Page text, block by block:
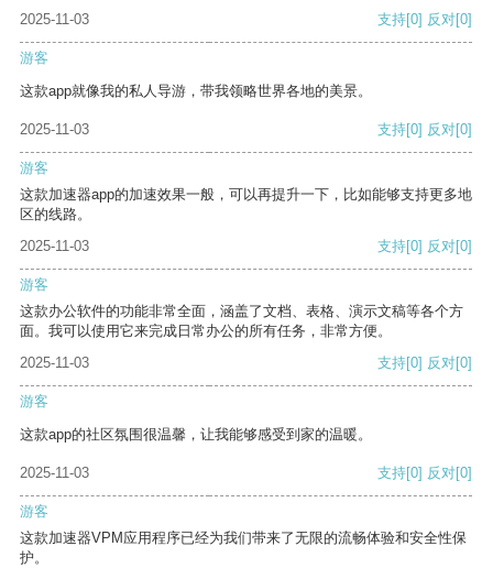
2025-11-03 支持[0] 反对[0]
游客
这款app就像我的私人导游，带我领略世界各地的美景。
2025-11-03 支持[0] 反对[0]
游客
这款加速器app的加速效果一般，可以再提升一下，比如能够支持更多地
区的线路。
2025-11-03
支持[0] 反对[0]
游客
这款办公软件的功能非常全面，涵盖了文档、表格、演示文稿等各个方
面。我可以使用它来完成日常办公的所有任务，非常方便。
2025-11-03
支持[0] 反对[0]
游客
这款app的社区氛围很温馨，让我能够感受到家的温暖。
2025-11-03 支持[0] 反对[0]
游客
这款加速器VPM应用程序已经为我们带来了无限的流畅体验和安全性保
护。